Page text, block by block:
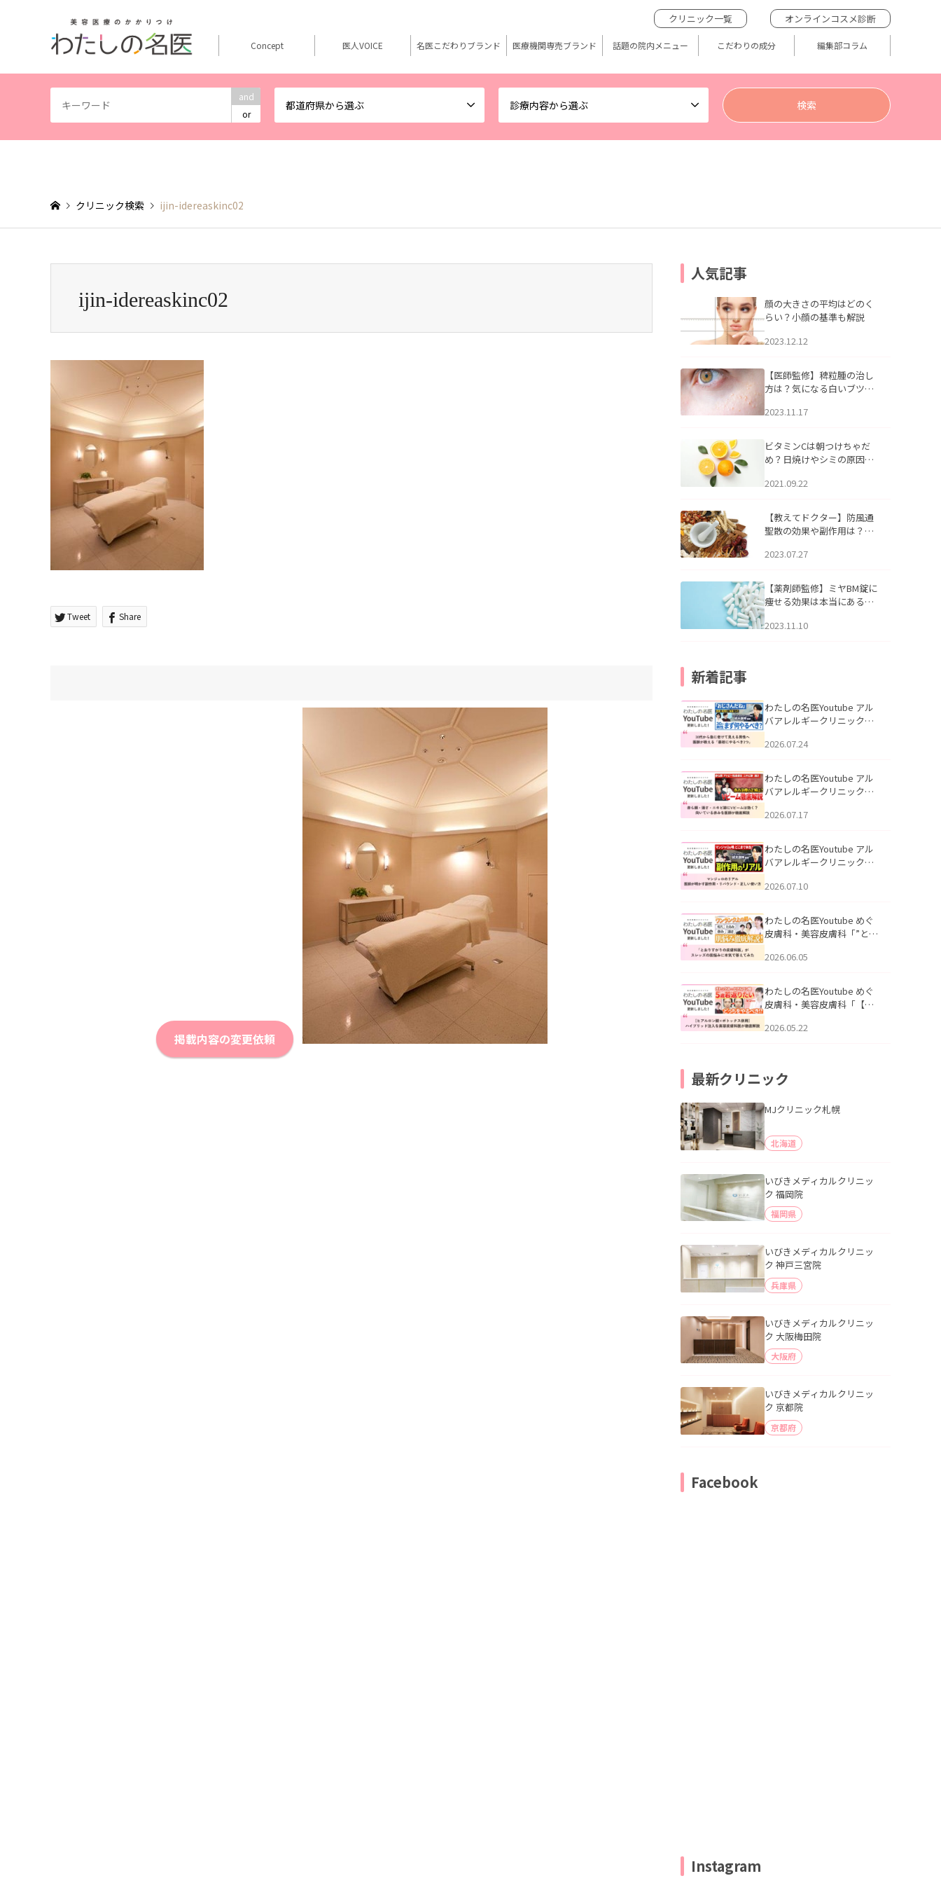
and
or
都道府県から選ぶ 診療内容から選ぶ
クリニック一覧 オンラインコスメ診断
Concept 医人VOICE 名医こだわりブランド 医療機関専売ブランド 話題の院内メニュー こだわりの成分 編集部コラム
クリニック検索 ijin-idereaskinc02
ijin-idereaskinc02
Tweet Share
掲載内容の変更依頼
人気記事
顔の大きさの平均はどのく
らい？小顔の基準も解説
2023.12.12
【医師監修】稗粒腫の治し
方は？気になる白いブツブ
アについて
2023.11.17
ビタミンCは朝つけちゃだ
め？日焼けやシミの原因に
2021.09.22
【教えてドクター】防風通
聖散の効果や副作用は？長
2023.07.27
【薬剤師監修】ミヤBM錠に
痩せる効果は本当にある
2023.11.10
新着記事
わたしの名医Youtube アル
バアレルギークリニック札
える男性へ｜医師が教える
公開いたしました。
2026.07.24
わたしの名医Youtube アル
バアレルギークリニック札
跡にVビームは効く？向いて
説」を公開いたしました。
2026.07.17
わたしの名医Youtube アル
バアレルギークリニック札
医師が明かす副作用・リバ
公開いたしました。
2026.07.10
わたしの名医Youtube めぐ
皮膚科・美容皮膚科「”とお
ッズの肌悩みに本気で答え
た。
2026.06.05
わたしの名医Youtube めぐ
皮膚科・美容皮膚科「【ヒ
用】ハイブリッド注入を美
2026.05.22
最新クリニック
MJクリニック札幌
北海道
いびきメディカルクリニッ
ク 福岡院
福岡県
いびきメディカルクリニッ
ク 神戸三宮院
兵庫県
いびきメディカルクリニッ
ク 大阪梅田院
大阪府
いびきメディカルクリニッ
ク 京都院
京都府
Facebook
Instagram